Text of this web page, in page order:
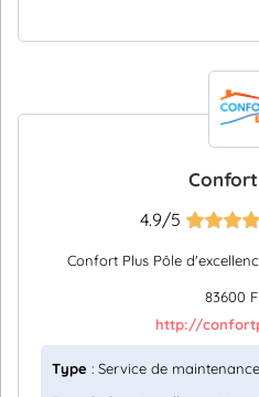
4.9/5
Confort Plus Pôle
83600
http://
Type : Service de